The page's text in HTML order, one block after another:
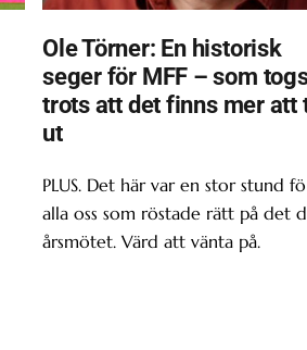
Ole Törner: En historisk
seger för MFF – som
trots att det finns mer att
ut
PLUS. Det här var en stor stund
alla oss som röstade rätt på det
årsmötet. Värd att vänta på.